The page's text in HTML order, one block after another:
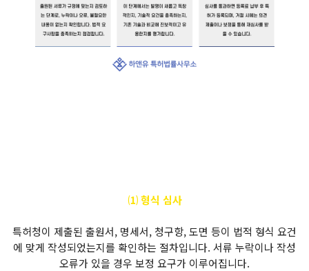
⑴ 형식 심사
특허청이 제출된 출원서, 명세서, 청구항, 도면 등이 법적 형식 요건
에 맞게 작성되었는지를 확인하는 절차입니다. 서류 누락이나 작성
오류가 있을 경우 보정 요구가 이루어집니다.